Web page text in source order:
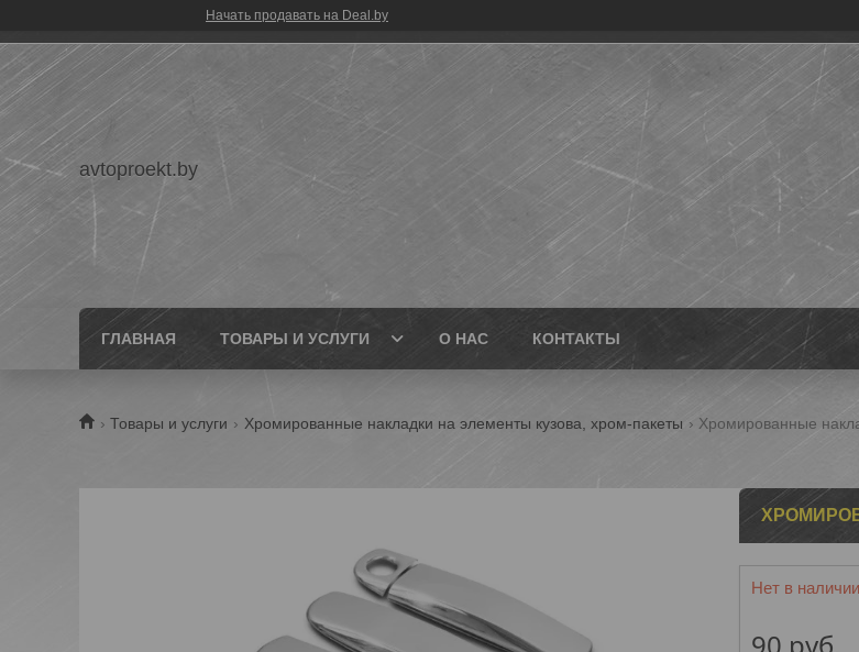
Начать продавать на Deal.by
avtoproekt.by
ГЛАВНАЯ ТОВАРЫ И УСЛУГИ О НАС КОНТАКТЫ
Товары и услуги Хромированные накладки на элементы кузова, хром-пакеты Хромированные
Нет в наличии